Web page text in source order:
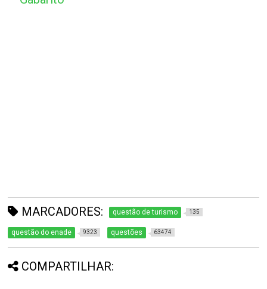
MARCADORES: questão de turismo 135
questão do enade 9323 questões 63474
COMPARTILHAR: